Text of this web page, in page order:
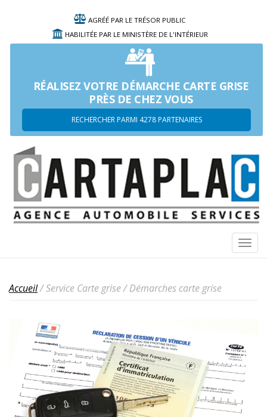
AGRÉÉ PAR LE TRÉSOR PUBLIC
HABILITÉE PAR LE MINISTÈRE DE L'INTÉRIEUR
RÉALISEZ VOTRE DÉMARCHE CARTE GRISE
PRÈS DE CHEZ VOUS
RECHERCHER PARMI 4278 PARTENAIRES
Accueil/ Service Carte grise /Démarches carte grise